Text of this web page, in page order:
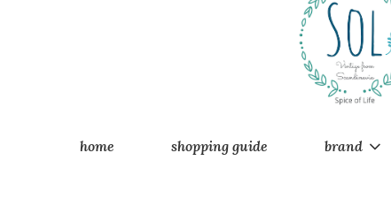
home shopping guide brand